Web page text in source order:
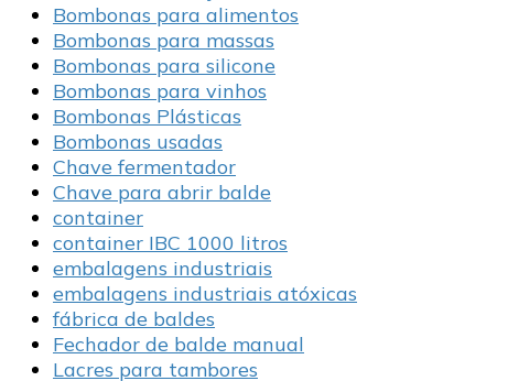
Bombonas para alimentos
Bombonas para massas
Bombonas para silicone
Bombonas para vinhos
Bombonas Plásticas
Bombonas usadas
Chave fermentador
Chave para abrir balde
container
container IBC 1000 litros
embalagens industriais
embalagens industriais atóxicas
fábrica de baldes
Fechador de balde manual
Lacres para tambores